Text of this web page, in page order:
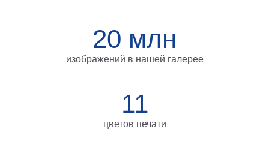
20 млн
изображений в нашей галерее
11
цветов печати